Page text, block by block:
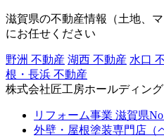
滋賀県の不動産情報（土地、
にお任せください
野洲 不動産 湖西 不動産 水口
根・長浜 不動産
株式会社匠工房ホールディン
リフォーム事業 滋賀県
外壁・屋根塗装専門店（